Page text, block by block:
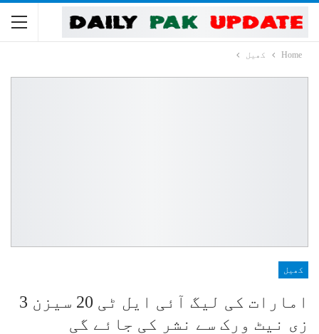
Home کھیل
کھیل
امارات کی لیگ آئی ایل ٹی 20 سیزن 3
زی نیٹ ورک سے نشر کی جائے گی